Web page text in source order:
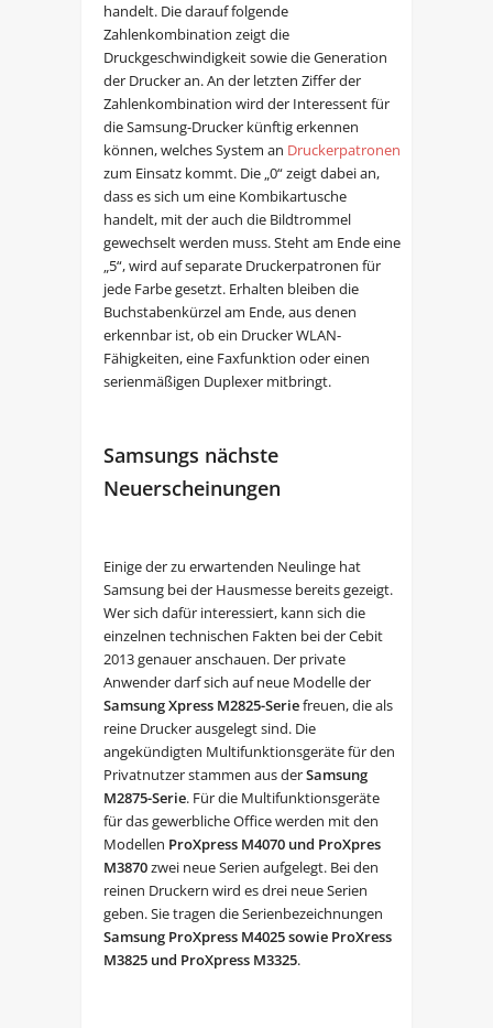
handelt. Die darauf folgende
Zahlenkombination zeigt die
Druckgeschwindigkeit sowie die Generation
der Drucker an. An der letzten Ziffer der
Zahlenkombination wird der Interessent für
die Samsung-Drucker künftig erkennen
können, welches System an Druckerpatronen
zum Einsatz kommt. Die „0“ zeigt dabei an,
dass es sich um eine Kombikartusche
handelt, mit der auch die Bildtrommel
gewechselt werden muss. Steht am Ende eine
„5“, wird auf separate Druckerpatronen für
jede Farbe gesetzt. Erhalten bleiben die
Buchstabenkürzel am Ende, aus denen
erkennbar ist, ob ein Drucker WLAN-
Fähigkeiten, eine Faxfunktion oder einen
serienmäßigen Duplexer mitbringt.
Samsungs nächste
Neuerscheinungen
Einige der zu erwartenden Neulinge hat
Samsung bei der Hausmesse bereits gezeigt.
Wer sich dafür interessiert, kann sich die
einzelnen technischen Fakten bei der Cebit
2013 genauer anschauen. Der private
Anwender darf sich auf neue Modelle der
Samsung Xpress M2825-Seriefreuen, die als
reine Drucker ausgelegt sind. Die
angekündigten Multifunktionsgeräte für den
Privatnutzer stammen aus derSamsung
M2875-Serie. Für die Multifunktionsgeräte
für das gewerbliche Office werden mit den
Modellen ProXpress M4070 und ProXpres
M3870zwei neue Serien aufgelegt. Bei den
reinen Druckern wird es drei neue Serien
geben. Sie tragen die Serienbezeichnungen
Samsung ProXpress M4025 sowie ProXress
M3825 und ProXpress M3325.